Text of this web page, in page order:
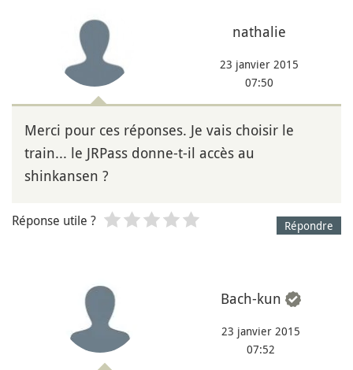
nathalie
23 janvier 2015
07:50
Merci pour ces réponses. Je vais choisir le
train... le JRPass donne-t-il accès au
shinkansen ?
Répondre
Réponse utile ?
Bach-kun
23 janvier 2015
07:52